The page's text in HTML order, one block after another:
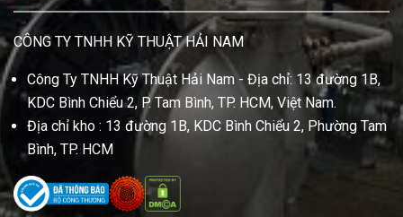
CÔNG TY TNHH KỸ THUẬT HẢI NAM
Công Ty TNHH Kỹ Thuật Hải Nam - Địa chỉ: 13 đường 1B,
KDC Bình Chiểu 2, P. Tam Bình, TP. HCM, Việt Nam.
Địa chỉ kho : 13 đường 1B, KDC Bình Chiểu 2, Phường Tam
Bình, TP. HCM